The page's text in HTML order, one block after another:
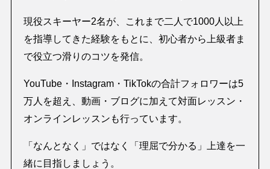
現役スキーヤー2名が、これまで二人で1000人以上
を指導してきた経験をもとに、初心者から上級者ま
で役立つ滑りのコツを発信。
YouTube・Instagram・TikTokの合計フォロワーは5
万人を超え、動画・ブログに加えて対面レッスン・
オンラインレッスンも行っています。
「なんとなく」ではなく「理屈で分かる」上達を一
緒に目指しましょう。